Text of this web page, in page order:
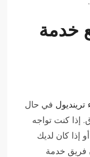
خدمة
في حال
إذا كنت تواجه
إذا كان لديك
فريق خدمة